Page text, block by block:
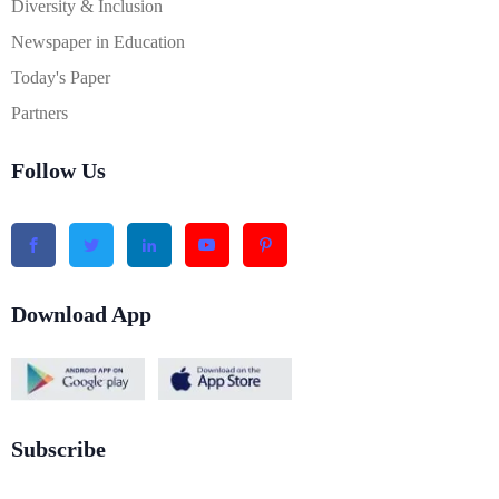
Diversity & Inclusion
Newspaper in Education
Today's Paper
Partners
Follow Us
Download App
Subscribe